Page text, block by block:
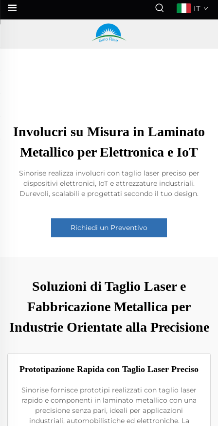
IT
Involucri su Misura in Laminato
Metallico per Elettronica e IoT
Sinorise realizza involucri con taglio laser preciso per
dispositivi elettronici, IoT e attrezzature industriali.
Durevoli, scalabili e progettati secondo il tuo design.
Richiedi un Preventivo
Soluzioni di Taglio Laser e
Fabbricazione Metallica per
Industrie Orientate alla Precisione
Prototipazione Rapida con Taglio Laser Preciso
Sinorise fornisce prototipi realizzati con taglio laser
rapido e componenti in laminato metallico con una
precisione senza pari, ideali per applicazioni
industriali, automobilistiche ed elettroniche. La